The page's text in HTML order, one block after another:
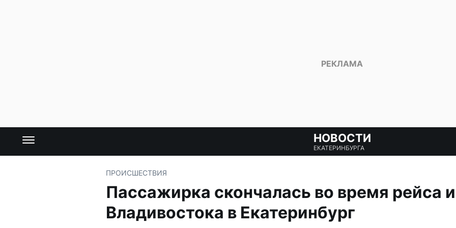
НОВОСТИ
ЕКАТЕРИНБУРГА
ПРОИСШЕСТВИЯ
Пассажирка скончалась во время рейса
Владивостока в Екатеринбург